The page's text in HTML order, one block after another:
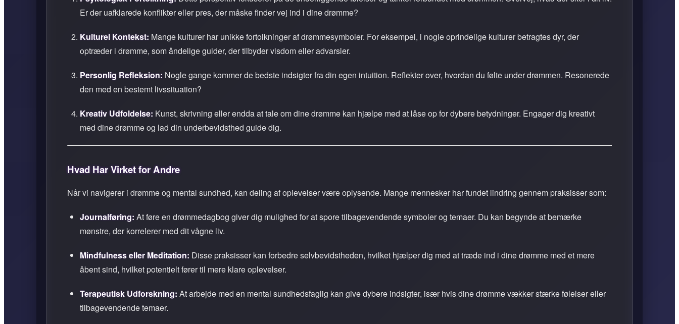
Er der uafklarede konflikter eller pres, der måske finder vej ind i dine drømme?
Kulturel Kontekst: Mange kulturer har unikke fortolkninger af drømmesymboler. For eksempel, i nogle oprindelige kulturer betragtes dyr, der
optræder i drømme, som åndelige guider, der tilbyder visdom eller advarsler.
Personlig Refleksion: Nogle gange kommer de bedste indsigter fra din egen intuition. Reflekter over, hvordan du følte under drømmen. Resonerede
den med en bestemt livssituation?
Kreativ Udfoldelse: Kunst, skrivning eller endda at tale om dine drømme kan hjælpe med at låse op for dybere betydninger. Engager dig kreativt
med dine drømme og lad din underbevidsthed guide dig.
Hvad Har Virket for Andre
Når vi navigerer i drømme og mental sundhed, kan deling af oplevelser være oplysende. Mange mennesker har fundet lindring gennem praksisser som:
Journalføring: At føre en drømmedagbog giver dig mulighed for at spore tilbagevendende symboler og temaer. Du kan begynde at bemærke
mønstre, der korrelerer med dit vågne liv.
Mindfulness eller Meditation: Disse praksisser kan forbedre selvbevidstheden, hvilket hjælper dig med at træde ind i dine drømme med et mere
åbent sind, hvilket potentielt fører til mere klare oplevelser.
Terapeutisk Udforskning: At arbejde med en mental sundhedsfaglig kan give dybere indsigter, især hvis dine drømme vækker stærke følelser eller
tilbagevendende temaer.